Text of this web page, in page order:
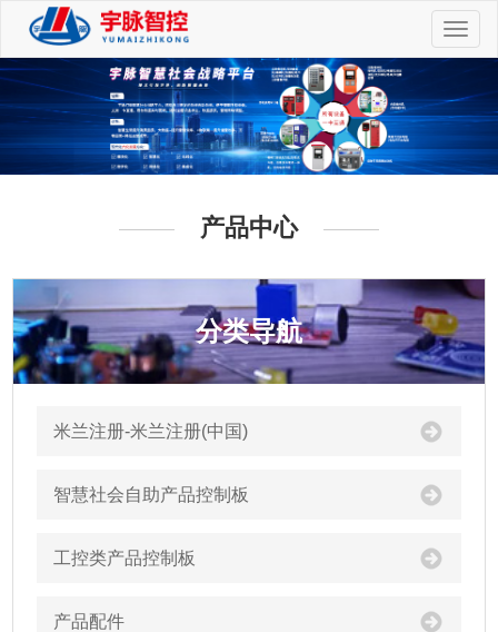
切
换
航
产品中心
分类导航
米兰注册-米兰注册(中国)
智慧社会自助产品控制板
工控类产品控制板
产品配件